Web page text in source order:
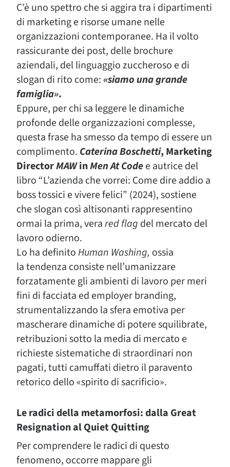
C’è uno spettro che si aggira tra i dipartimenti
di marketing e risorse umane nelle
organizzazioni contemporanee. Ha il volto
rassicurante dei post, delle brochure
aziendali, del linguaggio zuccheroso e di
slogan di rito come:«siamo una grande
famiglia».
Eppure, per chi sa leggere le dinamiche
profonde delle organizzazioni complesse,
questa frase ha smesso da tempo di essere un
complimento. Caterina Boschetti, Marketing
DirectorMAWinMen At Codee autrice del
libro “L’azienda che vorrei: Come dire addio a
boss tossici e vivere felici” (2024), sostiene
che slogan così altisonanti rappresentino
ormai la prima, verared flag del mercato del
lavoro odierno.
Lo ha definitoHuman Washing, ossia
la tendenza consiste nell’umanizzare
forzatamente gli ambienti di lavoro per meri
fini di facciata ed employer branding,
strumentalizzando la sfera emotiva per
mascherare dinamiche di potere squilibrate,
retribuzioni sotto la media di mercato e
richieste sistematiche di straordinari non
pagati, tutti camuffati dietro il paravento
retorico dello «spirito di sacrificio».
Le radici della metamorfosi: dalla Great
Resignation al Quiet Quitting
Per comprendere le radici di questo
fenomeno, occorre mappare gli